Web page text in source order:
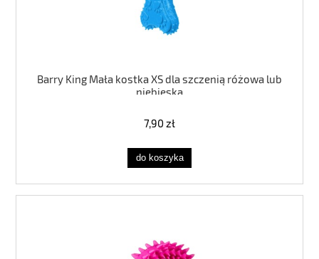
Barry King Mała kostka XS dla szczenią różowa lub
niebieska
7,90 zł
do koszyka